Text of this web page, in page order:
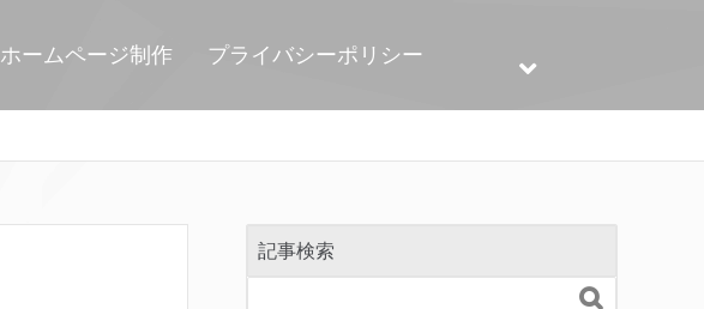
ホームページ制作 プライバシーポリシー
記事検索
